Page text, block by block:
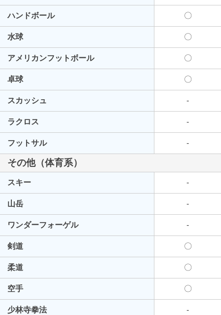
ハンドボール 〇
水球 〇
アメリカンフットボール 〇
卓球 〇
スカッシュ -
ラクロス -
フットサル -
その他（体育系）
スキー -
山岳 -
ワンダーフォーゲル -
剣道 〇
柔道 〇
空手 〇
少林寺拳法 -